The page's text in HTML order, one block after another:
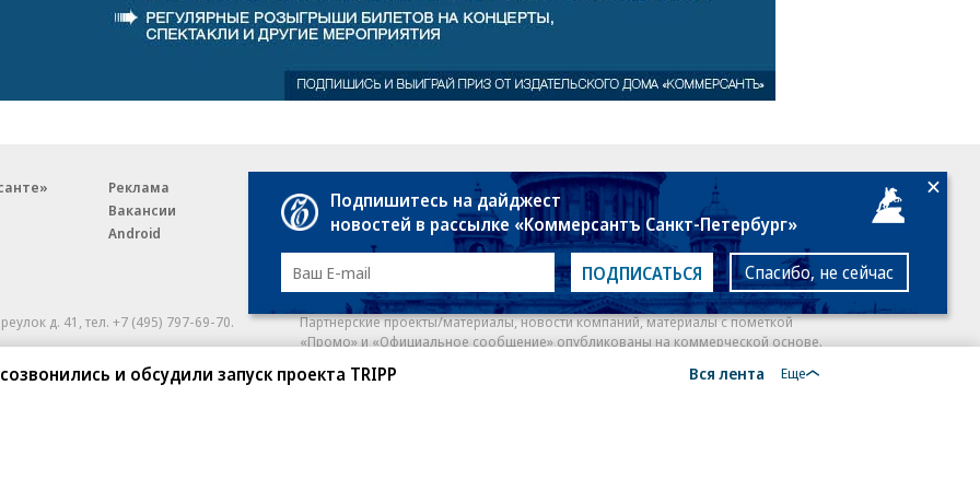
и обсудили запуск проекта TRIPP Вся лента Еще
Реклама
Вакансии
Android
Правовая информация
E-mail рассылки
д. 41,тел. +7 (495) 797-69-70.
kommersant.ru) зарегистрировано
технологий
Партнерские проекты/материалы, новости компаний, материалы с пометкой
«Промо» и «Официальное сообщение» опубликованы на коммерческой основе.
На kommersant.ru применяются рекомендательные технологии. Подробнее
Подпишитесь на дайджест
новостей в рассылке «Коммерсантъ Санкт-Петербург»
ПОДПИСАТЬСЯ Спасибо, не сейчас